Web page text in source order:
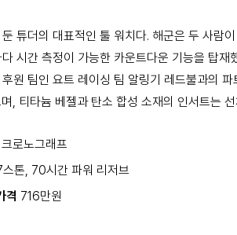
튜더의 대표적인 툴 워치다. 해군은 두 사람
시간 측정이 가능한 카운트다운 기능을 탑
원 팀인 요트 레이싱 팀 알링기 레드불과의
, 티타늄 베젤과 탄소 합성 소재의 인서트는
로노그래프
톤, 70시간 파워 리저브
격 716만원